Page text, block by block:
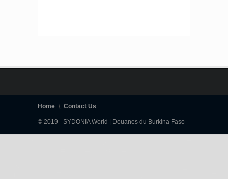
Home Contact Us
© 2019 - SYDONIA World | Douanes du Burkina Faso